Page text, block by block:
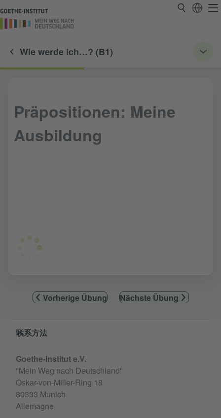
Wie werde ich…? (B1)
Präpositionen: Meine
Ausbildung
Vorherige Übung Nächste Übung
Service- und Informationsbereich
联系方法
Goethe-Institut e.V.
"Mein Weg nach Deutschland"
Oskar-von-Miller-Ring 18
80333 Munich
Allemagne